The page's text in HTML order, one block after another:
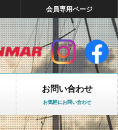
会員専用ページ
お問い合わせ
お気軽にお問い合わせ